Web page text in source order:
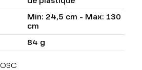
Min: 24,5 cm - Max: 130
cm
84 g